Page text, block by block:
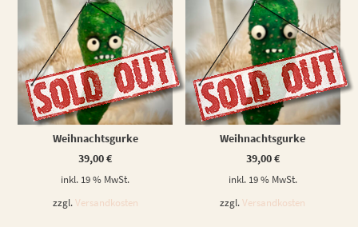
WEITERLESEN
Weihnachtsgurke
39,00€
inkl. 19 % MwSt.
zzgl. Versandkosten
WEITERLESEN
Weihnachtsgurke
39,00€
inkl. 19 % MwSt.
zzgl.Versandkosten